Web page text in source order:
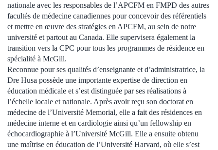
nationale avec les responsables de l’APCFM en FMPD des autres
facultés de médecine canadiennes pour concevoir des référentiels
et mettre en œuvre des stratégies en APCFM, au sein de notre
université et partout au Canada. Elle supervisera également la
transition vers la CPC pour tous les programmes de résidence en
spécialité à McGill.
Reconnue pour ses qualités d’enseignante et d’administratrice, la
Dre Husa possède une importante expertise de direction en
éducation médicale et s’est distinguée par ses réalisations à
l’échelle locale et nationale. Après avoir reçu son doctorat en
médecine de l’Université Memorial, elle a fait des résidences en
médecine interne et en cardiologie ainsi qu’un fellowship en
échocardiographie à l’Université McGill. Elle a ensuite obtenu
une maîtrise en éducation de l’Université Harvard, où elle s’est